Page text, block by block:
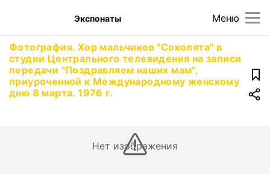
Меню
Экспонаты
Фотография. Хор мальчиков "Соколята" в
студии Центрального телевидения на записи
передачи "Поздравляем наших мам",
приуроченной к Международному женскому
дню 8 марта. 1976 г.
Нет изображения